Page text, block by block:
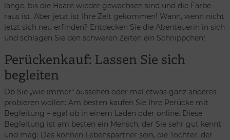
lange, bis die Haare wieder gewachsen sind und die Farbe
raus ist. Aber jetzt ist Ihre Zeit gekommen! Wann, wenn nicht
jetzt sich neu erfinden? Entdecken Sie die Abenteuerin in sich
und schlagen Sie den schweren Zeiten ein Schnippchen!
Perückenkauf: Lassen Sie sich
begleiten
Ob Sie „wie immer“ aussehen oder mal etwas ganz anderes
probieren wollen: Am besten kaufen Sie Ihre Perücke mit
Begleitung – egal ob in einem Laden oder online. Diese
Begleitung ist am besten ein Mensch, der Sie sehr gut kennt
und mag: Das können Lebenspartner sein, die Tochter, der